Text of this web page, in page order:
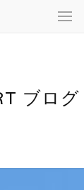
ブログ